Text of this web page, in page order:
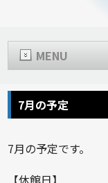
MENU
7月の予定
7月の予定です。
【休館日】